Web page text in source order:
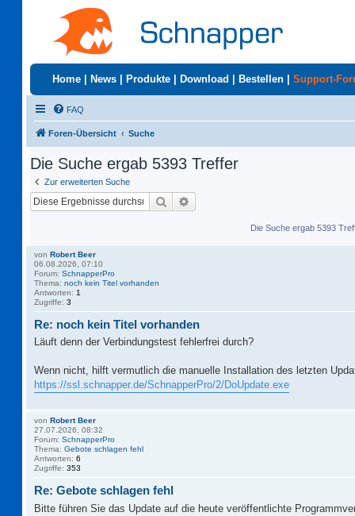
Home News Produkte Download Bestellen Support-
FAQ
Foren-Übersicht Suche
Die Suche ergab 5393 Treffer
Zur erweiterten Suche
Suche
Die Suche ergab 5393
von Robert Beer
06.08.2026, 07:10
Forum: SchnapperPro
Thema: noch kein Titel vorhanden
Antworten: 1
Zugriffe: 3
Re: noch kein Titel vorhanden
Läuft denn der Verbindungstest fehlerfrei durch?
Wenn nicht, hilft vermutlich die manuelle Installation des letzten
https://ssl.schnapper.de/SchnapperPro/2/DoUpdate.exe
von Robert Beer
27.07.2026, 08:32
Forum: SchnapperPro
Thema: Gebote schlagen fehl
Antworten: 6
Zugriffe: 353
Re: Gebote schlagen fehl
Bitte führen Sie das Update auf die heute veröffentlichte